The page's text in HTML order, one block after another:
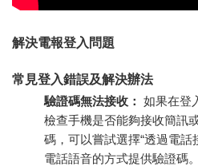
解決電報登入問題
常見登入錯誤及解決辦法
驗證碼無法接收： 如果在登
檢查手機是否能夠接收簡訊
碼，可以嘗試選擇“透過電話
電話語音的方式提供驗證碼